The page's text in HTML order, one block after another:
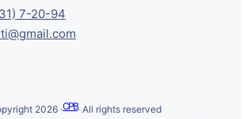
7-20-94
2026 ·CPB· All rights reserved